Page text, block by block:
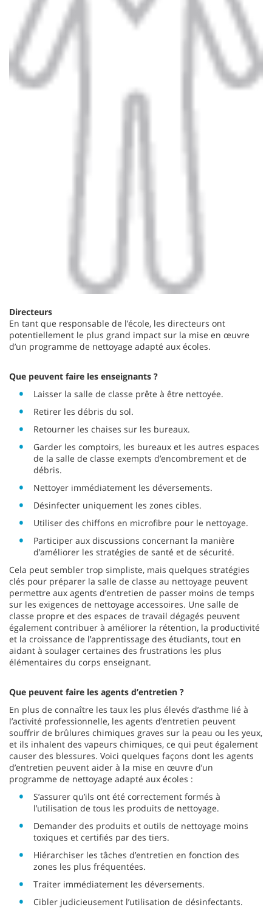
Directeurs
En tant que responsable de l’école, les directeurs ont
potentiellement le plus grand impact sur la mise en œuvre
d’un programme de nettoyage adapté aux écoles.
Que peuvent faire les enseignants ?
Laisser la salle de classe prête à être nettoyée.
Retirer les débris du sol.
Retourner les chaises sur les bureaux.
Garder les comptoirs, les bureaux et les autres espaces
de la salle de classe exempts d’encombrement et de
débris.
Nettoyer immédiatement les déversements.
Désinfecter uniquement les zones cibles.
Utiliser des chiffons en microfibre pour le nettoyage.
Participer aux discussions concernant la manière
d’améliorer les stratégies de santé et de sécurité.
Cela peut sembler trop simpliste, mais quelques stratégies
clés pour préparer la salle de classe au nettoyage peuvent
permettre aux agents d’entretien de passer moins de temps
sur les exigences de nettoyage accessoires. Une salle de
classe propre et des espaces de travail dégagés peuvent
également contribuer à améliorer la rétention, la productivité
et la croissance de l’apprentissage des étudiants, tout en
aidant à soulager certaines des frustrations les plus
élémentaires du corps enseignant.
Que peuvent faire les agents d’entretien ?
En plus de connaître les taux les plus élevés d’asthme lié à
l’activité professionnelle, les agents d’entretien peuvent
souffrir de brûlures chimiques graves sur la peau ou les yeux,
et ils inhalent des vapeurs chimiques, ce qui peut également
causer des blessures. Voici quelques façons dont les agents
d’entretien peuvent aider à la mise en œuvre d’un
programme de nettoyage adapté aux écoles :
S’assurer qu’ils ont été correctement formés à
l’utilisation de tous les produits de nettoyage.
Demander des produits et outils de nettoyage moins
toxiques et certifiés par des tiers.
Hiérarchiser les tâches d’entretien en fonction des
zones les plus fréquentées.
Traiter immédiatement les déversements.
Cibler judicieusement l’utilisation de désinfectants.